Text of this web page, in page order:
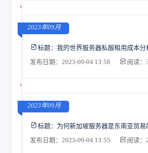
2023年09月
标题： 我的世界服务器私服租用成本分
发布日期：2023-09-04 13:58
阅读：
2023年09月
标题： 为何新加坡服务器是东南亚贸易
发布日期：2023-09-04 13:55
阅读：